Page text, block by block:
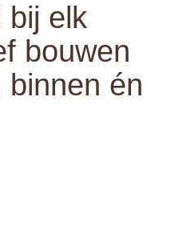
bij elk
bouwen
én